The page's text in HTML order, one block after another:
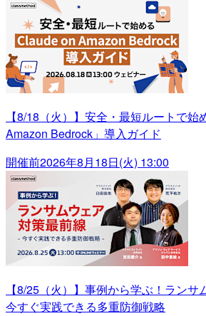
【8/18（火）】安全・最短ルートで始
Amazon Bedrock」導入ガイド
開催前2026年8月18日(火) 13:00
【8/25（火）】事例から学ぶ！ランサ
今すぐ実践できる多重防御戦略